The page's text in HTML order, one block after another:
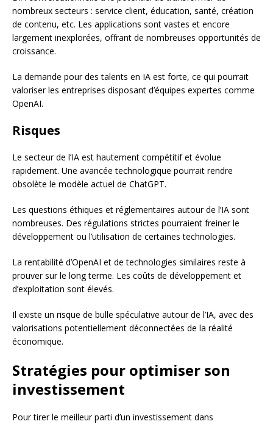
nombreux secteurs : service client, éducation, santé, création
de contenu, etc. Les applications sont vastes et encore
largement inexplorées, offrant de nombreuses opportunités de
croissance.
La demande pour des talents en IA est forte, ce qui pourrait
valoriser les entreprises disposant d’équipes expertes comme
OpenAI.
Risques
Le secteur de l’IA est hautement compétitif et évolue
rapidement. Une avancée technologique pourrait rendre
obsolète le modèle actuel de ChatGPT.
Les questions éthiques et réglementaires autour de l’IA sont
nombreuses. Des régulations strictes pourraient freiner le
développement ou l’utilisation de certaines technologies.
La rentabilité d’OpenAI et de technologies similaires reste à
prouver sur le long terme. Les coûts de développement et
d’exploitation sont élevés.
Il existe un risque de bulle spéculative autour de l’IA, avec des
valorisations potentiellement déconnectées de la réalité
économique.
Stratégies pour optimiser son
investissement
Pour tirer le meilleur parti d’un investissement dans